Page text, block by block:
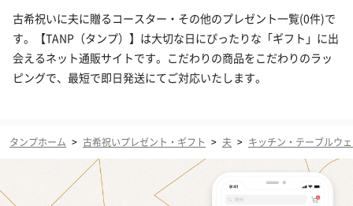
古希祝いに夫に贈るコースター・その他のプレゼント一覧(0件)で
す。【TANP（タンプ）】は大切な日にぴったりな「ギフト」に出
会えるネット通販サイトです。こだわりの商品をこだわりのラッ
ピングで、最短で即日発送にてご対応いたします。
タンプホーム > 古希祝いプレゼント・ギフト > 夫 > キッチン・テーブルウ